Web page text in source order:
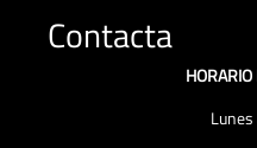
Contacta
Lunes